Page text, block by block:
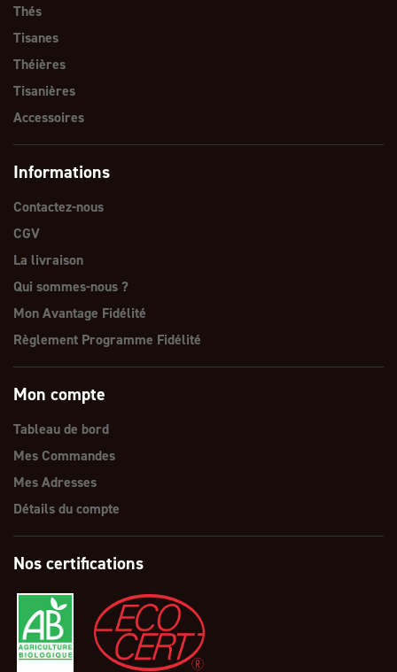
Thés
Tisanes
Théières
Tisanières
Accessoires
Informations
Contactez-nous
CGV
La livraison
Qui sommes-nous ?
Mon Avantage Fidélité
Règlement Programme Fidélité
Mon compte
Tableau de bord
Mes Commandes
Mes Adresses
Détails du compte
Nos certifications